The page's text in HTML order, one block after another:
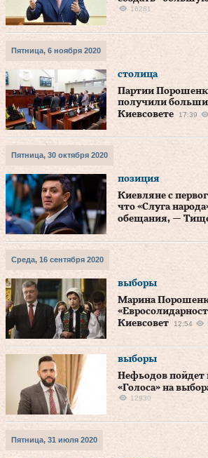
16281
Пятница, 6 ноября 2020
столица
Партии
получили
Киевсовете
17:39
Пятница, 30 октября 2020
позиция
Киевляне с
что «Слуга
обещания, —
Среда, 16 сентября 2020
выборы
Марина
Киевсовет
12:54
выборы
Нефьодов пойдет
«Голоса» на
12930
Пятница, 31 июля 2020